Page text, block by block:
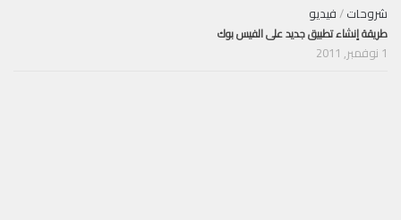
شروحات/فيديو
طريقة إنشاء تطبيق جديد على الفيس بوك